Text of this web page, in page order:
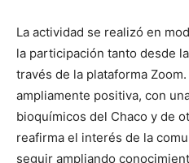
La actividad se realizó en
la participación tanto desde
través de la plataforma
ampliamente positiva, con
bioquímicos del Chaco y de
reafirma el interés de la
seguir ampliando